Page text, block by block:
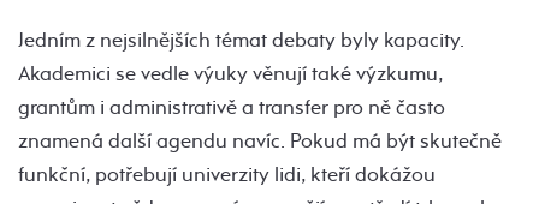
Jedním z nejsilnějších témat debaty byly kapacity.
Akademici se vedle výuky věnují také výzkumu,
grantům i administrativě a transfer pro ně často
znamená další agendu navíc. Pokud má být skutečně
funkční, potřebují univerzity lidi, kteří dokážou